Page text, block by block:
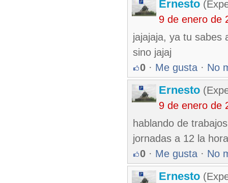
Ernesto
9 de enero de
jajajaja, ya tu sabes
sino jajaj
0 · Me gusta · No
Ernesto
9 de enero de
hablando de
jornadas a 12 la
0 · Me gusta · No
Ernesto